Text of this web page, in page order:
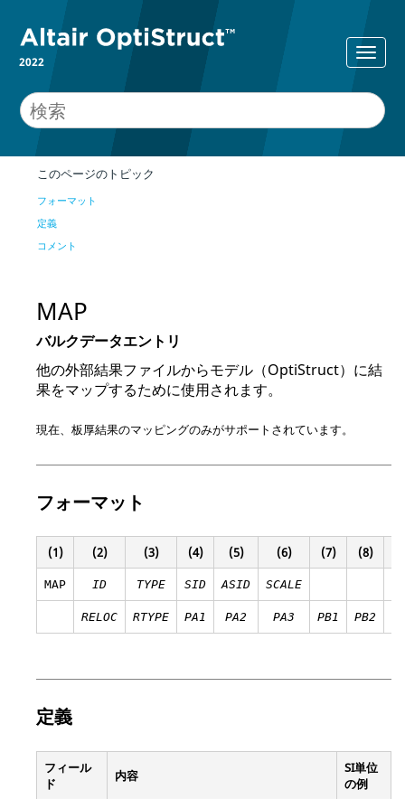
2022
このページのトピック
フォーマット
定義
コメント
MAP
バルクデータエントリ
他の外部結果ファイルからモデル（OptiStruct）に結
果をマップするために使用されます。
現在、板厚結果のマッピングのみがサポートされています。
フォーマット
(1) (2) (3) (4) (5) (6) (7) (8)
MAP ID TYPE SID ASID SCALE
RELOC RTYPE PA1 PA2 PA3 PB1 PB2
定義
フィール
ド
内容
SI単位
の例